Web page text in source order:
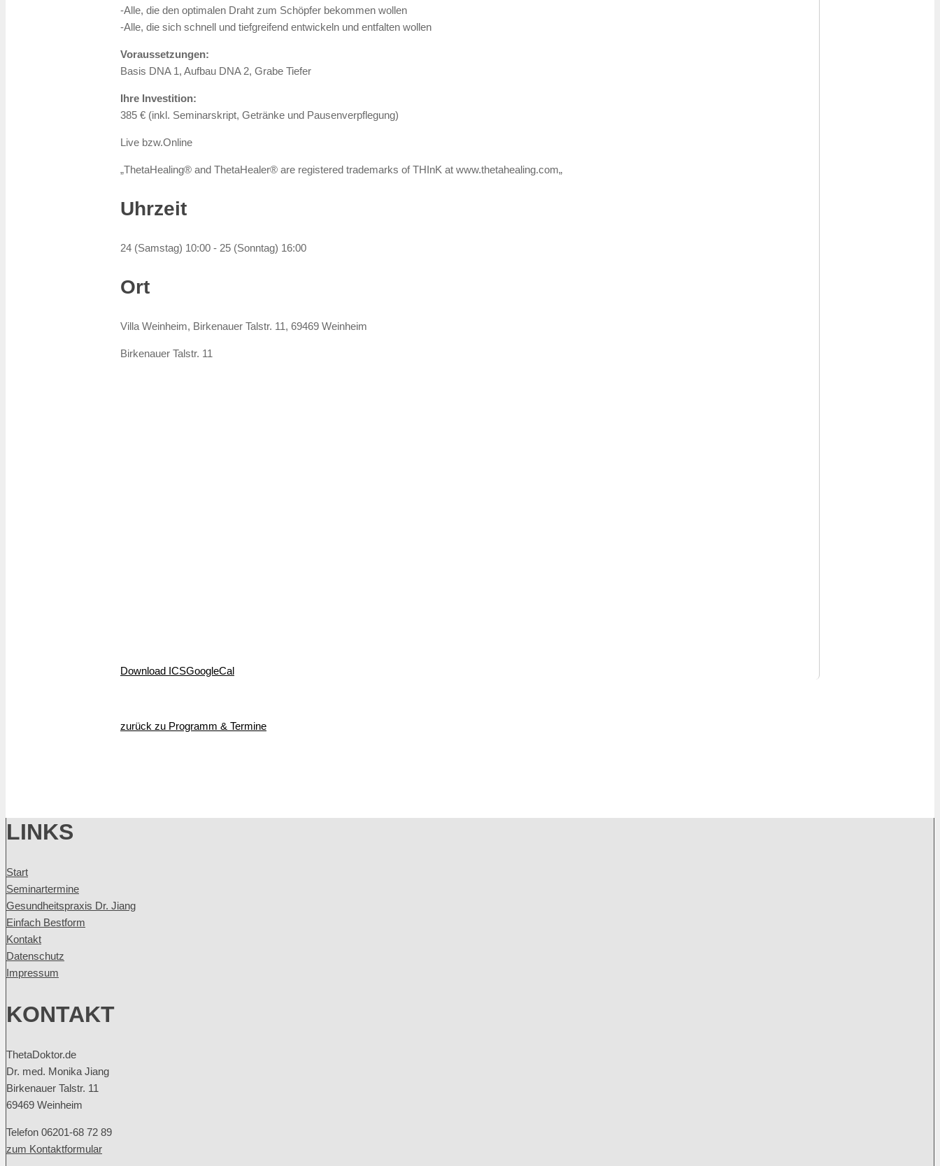
-Alle, die den optimalen Draht zum Schöpfer bekommen wollen
-Alle, die sich schnell und tiefgreifend entwickeln und entfalten wollen
Voraussetzungen:
Basis DNA 1, Aufbau DNA 2, Grabe Tiefer
Ihre Investition:
385 € (inkl. Seminarskript, Getränke und Pausenverpflegung)
Live bzw.Online
„ThetaHealing® and ThetaHealer® are registered trademarks of THInK at www.thetahealing.com„
Uhrzeit
24 (Samstag) 10:00 - 25 (Sonntag) 16:00
Ort
Villa Weinheim, Birkenauer Talstr. 11, 69469 Weinheim
Birkenauer Talstr. 11
Download ICSGoogleCal
zurück zu Programm & Termine
LINKS
Start
Seminartermine
Gesundheitspraxis Dr. Jiang
Einfach Bestform
Kontakt
Datenschutz
Impressum
KONTAKT
ThetaDoktor.de
Dr. med. Monika Jiang
Birkenauer Talstr. 11
69469 Weinheim
Telefon 06201-68 72 89
zum Kontaktformular